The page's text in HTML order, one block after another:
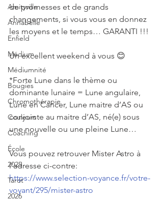
Amityville
Annabelle
Enfield
Médium
Médiumnité
Bougies
Chromothérapie
Couleurs
Coaching
École
2025
Tarot
2026
de promesses et de grands
changements, si vous vous en donnez
les moyens et le temps… GARANTI !!!
Un excellent weekend à vous 😊
*Forte Lune dans le thème ou
dominante lunaire = Lune angulaire,
Lune en Cancer, Lune maitre d’AS ou
conjointe au maitre d’AS, né(e) sous
une nouvelle ou une pleine Lune…
Vous pouvez retrouver Mister Astro à
l'adresse ci-contre:
https://www.selection-voyance.fr/votre-
voyant/295/mister-astro